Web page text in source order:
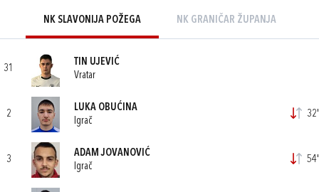
NK SLAVONIJA POŽEGA NK GRANIČAR ŽUPANJA
31
TIN UJEVIĆ
Vratar
2
LUKA OBUĆINA
Igrač
32'
3
ADAM JOVANOVIĆ
Igrač
54'